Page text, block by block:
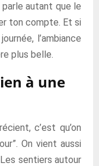
autant que le
ton compte. Et si
l’ambiance
plus belle.
à une
c’est qu’on
On vient aussi
sentiers autour